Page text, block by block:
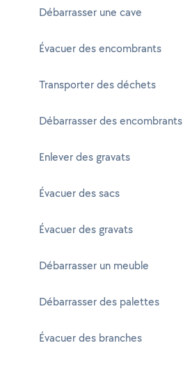
Débarrasser une cave
Évacuer des encombrants
Transporter des déchets
Débarrasser des encombrants
Enlever des gravats
Évacuer des sacs
Évacuer des gravats
Débarrasser un meuble
Débarrasser des palettes
Évacuer des branches